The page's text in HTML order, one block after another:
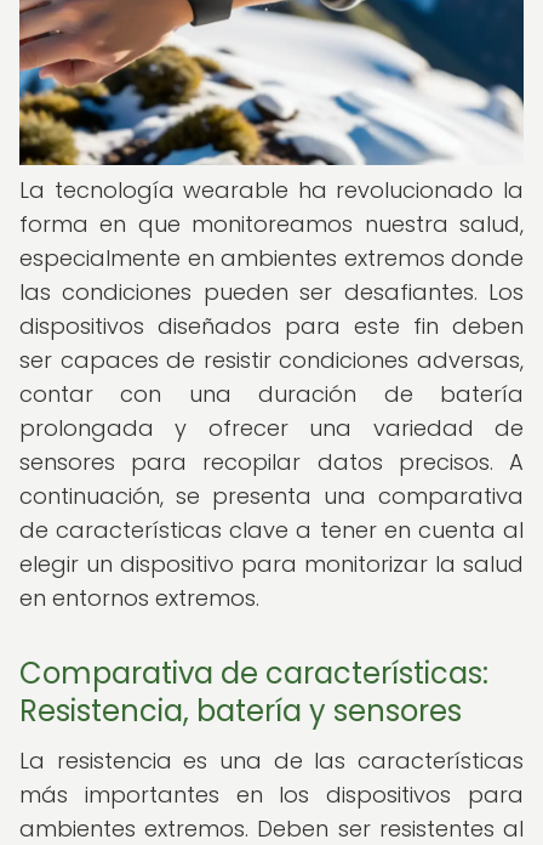
La tecnología wearable ha revolucionado la
forma en que monitoreamos nuestra salud,
especialmente en ambientes extremos donde
las condiciones pueden ser desafiantes. Los
dispositivos diseñados para este fin deben
ser capaces de resistir condiciones adversas,
contar con una duración de batería
prolongada y ofrecer una variedad de
sensores para recopilar datos precisos. A
continuación, se presenta una comparativa
de características clave a tener en cuenta al
elegir un dispositivo para monitorizar la salud
en entornos extremos.
Comparativa de características:
Resistencia, batería y sensores
La resistencia es una de las características
más importantes en los dispositivos para
ambientes extremos. Deben ser resistentes al